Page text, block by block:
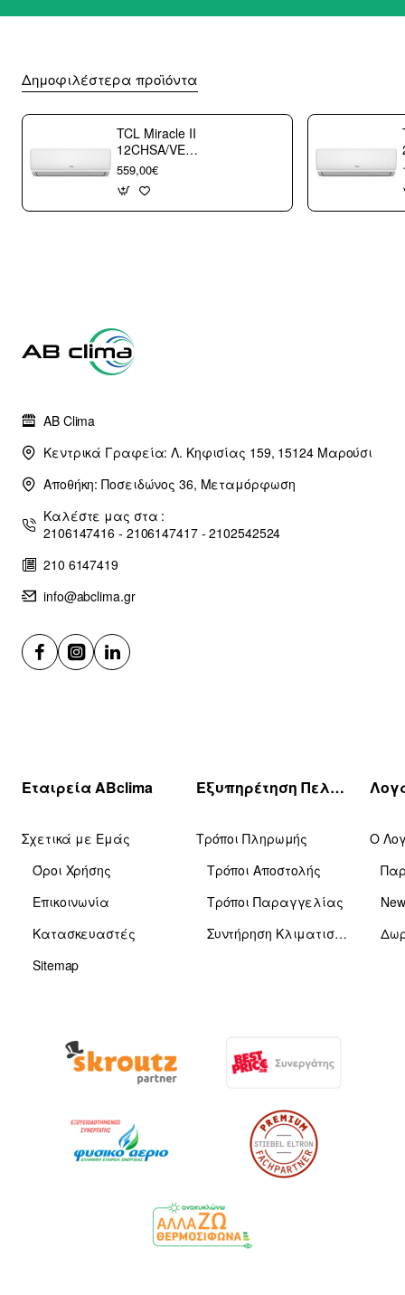
Δημοφιλέστερα προϊόντα
TCL Miracle II
12CHSA/VE
Κλιματιστικό
Τοίχου 12000 btu/h
με WiFi A++/A+++
με 10 χρόνια
559,00€
AB Clima
Κεντρικά Γραφεία: Λ. Κηφισίας 159, 15124 Μαρούσι
Αποθήκη: Ποσειδώνος 36, Μεταμόρφωση
Καλέστε μας στα :
2106147416 - 2106147417 - 2102542524
210 6147419
info@abclima.gr
Εταιρεία ABclima
Σχετικά με Εμάς
Όροι Χρήσης
Επικοινωνία
Κατασκευαστές
Sitemap
Εξυπηρέτηση Πελατών
Τρόποι Πληρωμής
Τρόποι Αποστολής
Τρόποι Παραγγελίας
Συντήρηση Κλιματιστικών
Ο